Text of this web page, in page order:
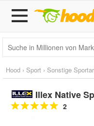
Hood › Sport › Sonstige
Illex Native
2